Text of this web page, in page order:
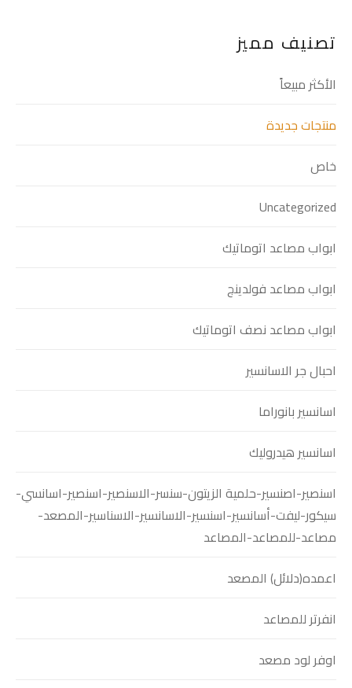
تصنيف مميز
الأكثر مبيعاً
منتجات جديدة
خاص
Uncategorized
ابواب مصاعد اتوماتيك
ابواب مصاعد فولدينج
ابواب مصاعد نصف اتوماتيك
احبال جر الاسانسير
اسانسير بانوراما
اسانسير هيدروليك
اسنصير-اصنسير-حلمية الزيتون-سنسر-الاسنصير-اسنصير-اسانسي-
سيكور-ليفت-أسانسير-اسنسير-الاسانسير-الاسناسير-المصعد-
مصاعد-للمصاعد-المصاعد
اعمده(دلائل) المصعد
انفرتر للمصاعد
اوفر لود مصعد